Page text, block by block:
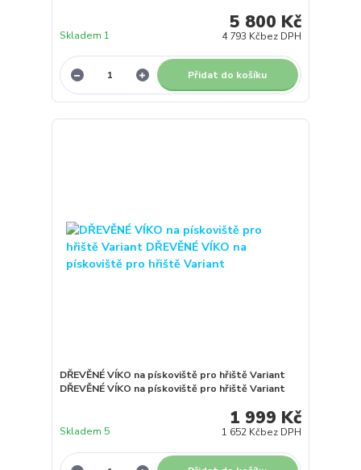
5 800 Kč
4 793 Kčbez DPH
Skladem 1
Přidat do košíku
DŘEVĚNÉ VÍKO na pískoviště pro hřiště Variant
DŘEVĚNÉ VÍKO na pískoviště pro hřiště Variant
1 999 Kč
1 652 Kčbez DPH
Skladem 5